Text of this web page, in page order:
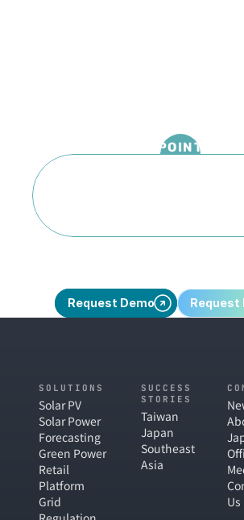
POINT
為全球領先製造業打造的能源決
Request Demo Request
SOLUTIONS
Solar PV
Solar Power
Forecasting
Green Power
Retail
Platform
Grid
SUCCESS
STORIES
Taiwan
Japan
Southeast
Asia
Us